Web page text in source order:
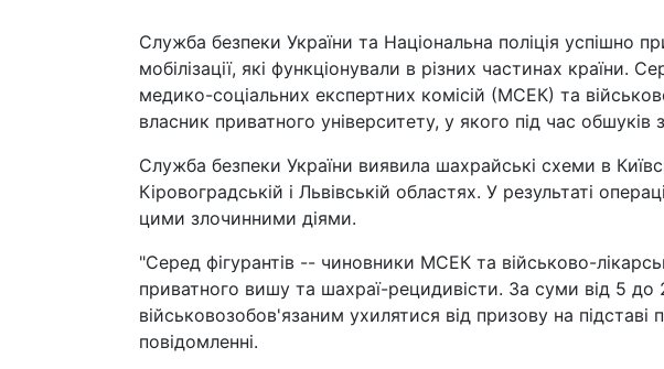
Служба безпеки України та Національна поліція успішно
мобілізації, які функціонували в різних частинах країни.
медико-соціальних експертних комісій (МСЕК) та
власник приватного університету, у якого під час
Служба безпеки України виявила шахрайські схеми в
Кіровоградській і Львівській областях. У результаті
цими злочинними діями.
"Серед фігурантів -- чиновники МСЕК та військово-
приватного вишу та шахраї-рецидивісти. За суми від 5
військовозобов'язаним ухилятися від призову на
повідомленні.